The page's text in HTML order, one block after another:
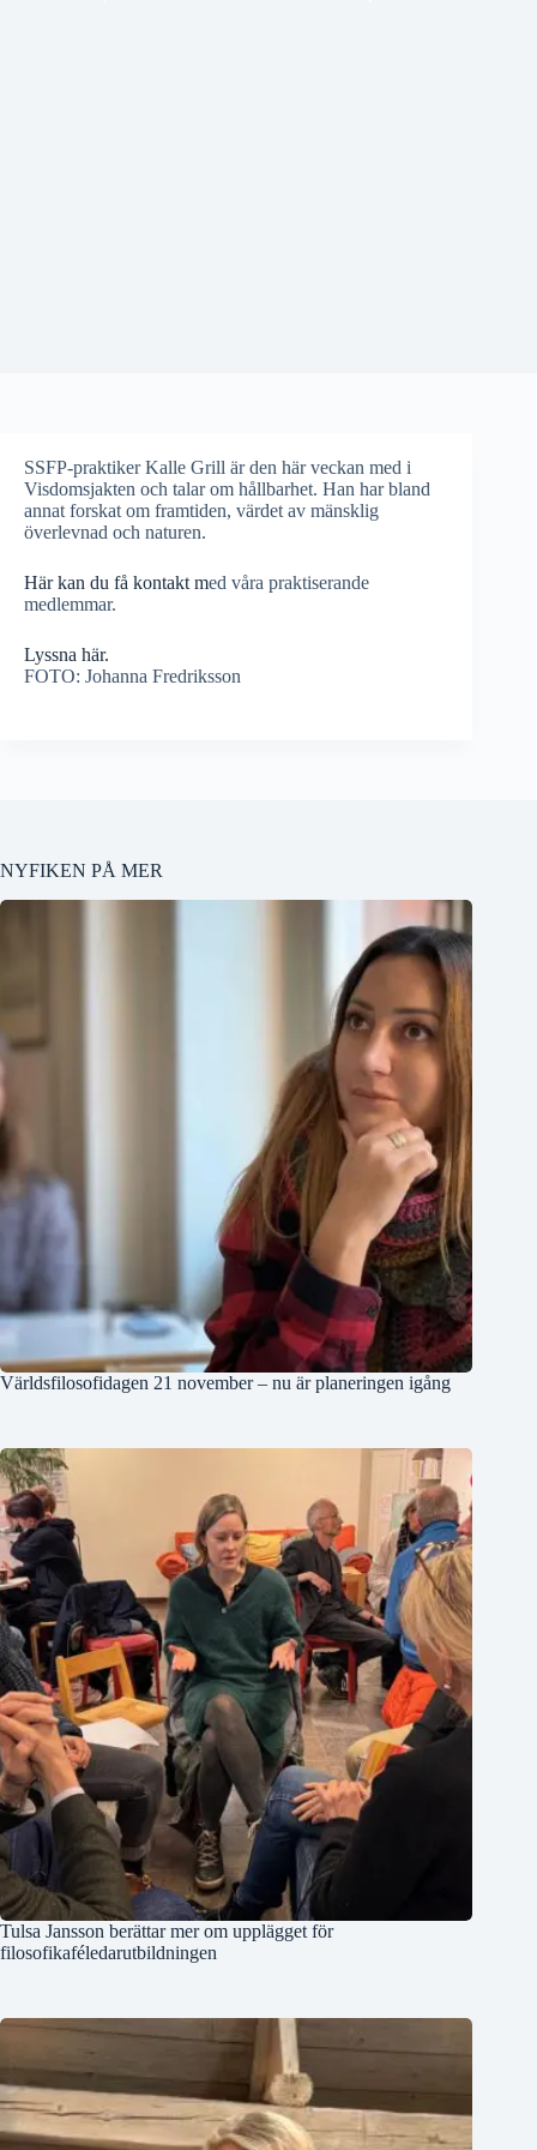
SSFP-praktiker Kalle Grill är den här veckan med i
Visdomsjakten och talar om hållbarhet. Han har bland
annat forskat om framtiden, värdet av mänsklig
överlevnad och naturen.
Här kan du få kontakt med våra praktiserande
medlemmar.
Lyssna här.
FOTO: Johanna Fredriksson
NYFIKEN PÅ MER
Världsfilosofidagen 21 november – nu är planeringen igång
Tulsa Jansson berättar mer om upplägget för
filosofikaféledarutbildningen